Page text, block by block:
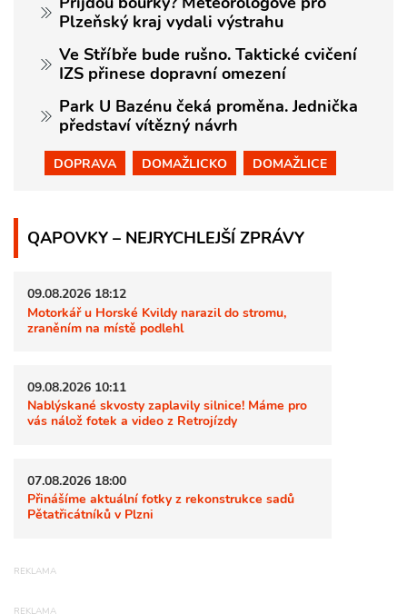
Plzeňský kraj vydali výstrahu
Ve Stříbře bude rušno. Taktické cvičení
IZS přinese dopravní omezení
Park U Bazénu čeká proměna. Jednička
představí vítězný návrh
DOPRAVA DOMAŽLICKO DOMAŽLICE
QAPOVKY – NEJRYCHLEJŠÍ ZPRÁVY
09.08.2026 18:12
Motorkář u Horské Kvildy narazil do stromu,
zraněním na místě podlehl
09.08.2026 10:11
Nablýskané skvosty zaplavily silnice! Máme pro
vás nálož fotek a video z Retrojízdy
07.08.2026 18:00
Přinášíme aktuální fotky z rekonstrukce sadů
Pětatřicátníků v Plzni